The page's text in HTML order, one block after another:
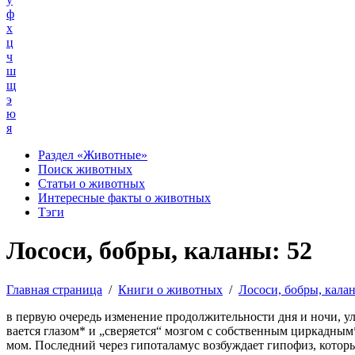
ф
х
ц
ч
ш
щ
э
ю
я
Раздел «Животные»
Поиск животных
Статьи о животных
Интересные факты о животных
Тэги
Лососи, бобры, каланы: 52
Главная страница / Книги о животных / Лососи, бобры,
в первую очередь изменение продолжительности дня и ночи,
вается глазом* и „сверяется“ мозгом с собственным
мом. Последний через гипоталамус возбуждает гипофиз,